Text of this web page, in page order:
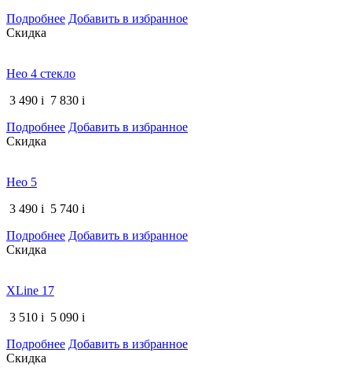
Подробнее Добавить в избранное
Скидка
Нео 4 стекло
3 490 i 7 830 i
Подробнее Добавить в избранное
Скидка
Нео 5
3 490 i 5 740 i
Подробнее Добавить в избранное
Скидка
XLine 17
3 510 i 5 090 i
Подробнее Добавить в избранное
Скидка